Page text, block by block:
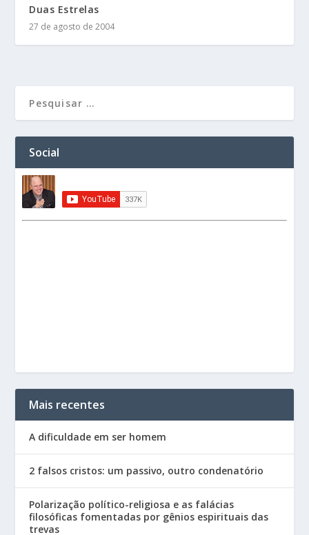
Duas Estrelas
27 de agosto de 2004
Social
Mais recentes
A dificuldade em ser homem
2 falsos cristos: um passivo, outro condenatório
Polarização político-religiosa e as falácias
filosóficas fomentadas por gênios espirituais das
trevas